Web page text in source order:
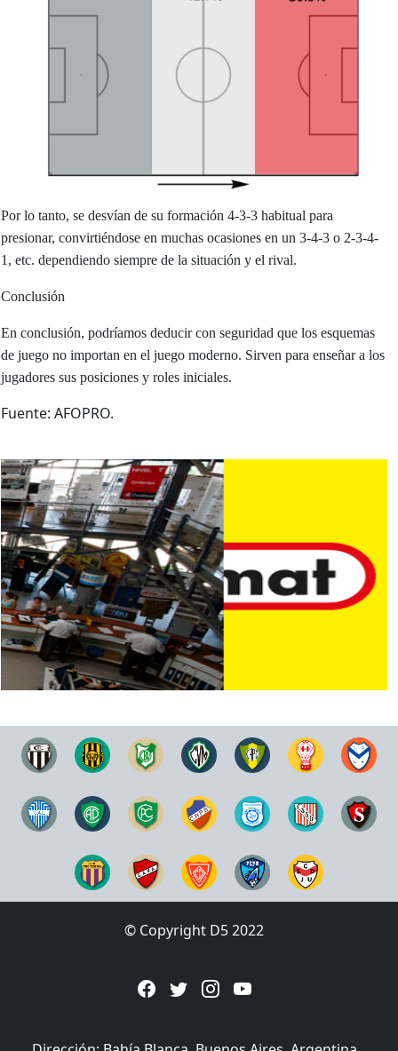
Por lo tanto, se desvían de su formación 4-3-3 habitual para
presionar, convirtiéndose en muchas ocasiones en un 3-4-3 o 2-3-4-
1, etc. dependiendo siempre de la situación y el rival.
Conclusión
En conclusión, podríamos deducir con seguridad que los esquemas
de juego no importan en el juego moderno. Sirven para enseñar a los
jugadores sus posiciones y roles iniciales.
Fuente: AFOPRO.
© Copyright D5 2022